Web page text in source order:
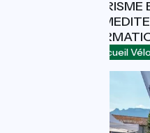
OFFICE DE
MONTPELLIER
BUREAU
Accueil